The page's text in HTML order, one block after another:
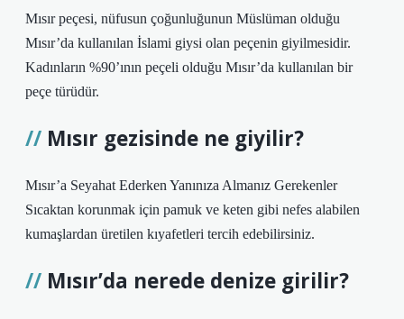
Mısır peçesi, nüfusun çoğunluğunun Müslüman olduğu
Mısır’da kullanılan İslami giysi olan peçenin giyilmesidir.
Kadınların %90’ının peçeli olduğu Mısır’da kullanılan bir
peçe türüdür.
Mısır gezisinde ne giyilir?
Mısır’a Seyahat Ederken Yanınıza Almanız Gerekenler
Sıcaktan korunmak için pamuk ve keten gibi nefes alabilen
kumaşlardan üretilen kıyafetleri tercih edebilirsiniz.
Mısır’da nerede denize girilir?